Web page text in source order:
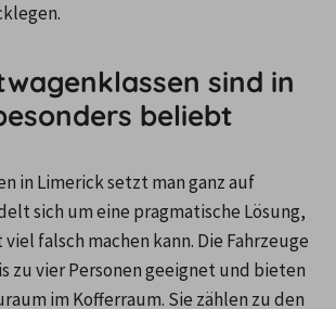
sind in
beliebt
sich um eine pragmatische Lösung,
falsch machen kann. Die Fahrzeuge
zu vier Personen geeignet und bieten
im Kofferraum. Sie zählen zu den